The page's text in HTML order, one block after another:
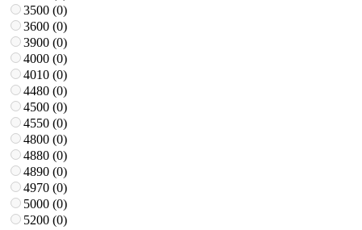
3500 (0)
3600 (0)
3900 (0)
4000 (0)
4010 (0)
4480 (0)
4500 (0)
4550 (0)
4800 (0)
4880 (0)
4890 (0)
4970 (0)
5000 (0)
5200 (0)